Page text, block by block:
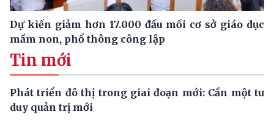
Dự kiến giảm hơn 17.000 đầu mối cơ sở giáo dục
mầm non, phổ thông công lập
Tin mới
Phát triển đô thị trong giai đoạn mới: Cần một tư
duy quản trị mới